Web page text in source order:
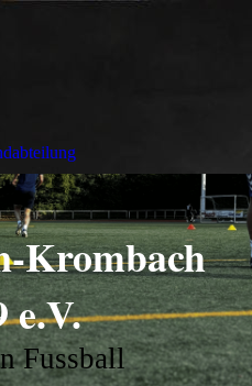
Krombach
e.V.
Fussball